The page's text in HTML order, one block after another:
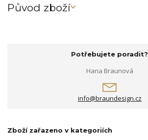
Původ zboží
Potřebujete poradit?
Hana Braunová
info@braundesign.cz
Zboží zařazeno v kategoriích